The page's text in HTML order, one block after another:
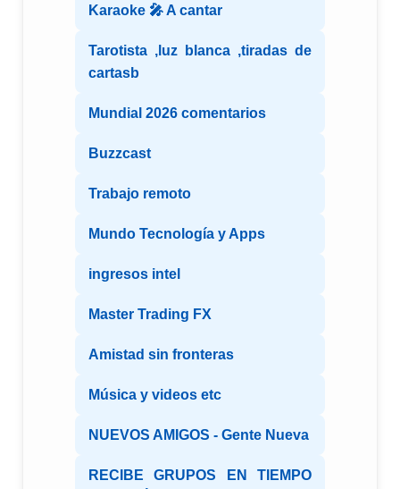
Karaoke 🎤 A cantar
Tarotista ,luz blanca ,tiradas de
cartasb
Mundial 2026 comentarios
Buzzcast
Trabajo remoto
Mundo Tecnología y Apps
ingresos intel
Master Trading FX
Amistad sin fronteras
Música y videos etc
NUEVOS AMIGOS - Gente Nueva
RECIBE GRUPOS EN TIEMPO